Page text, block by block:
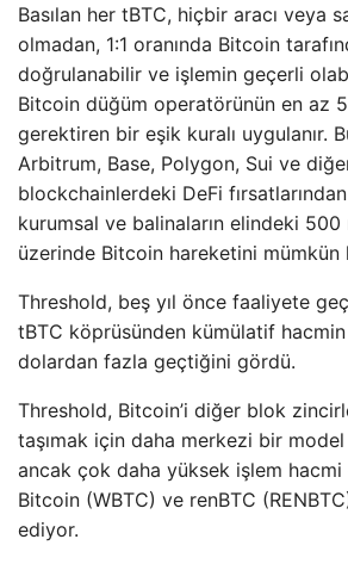
Basılan her tBTC, hiçbir aracı veya
olmadan, 1:1 oranında Bitcoin
doğrulanabilir ve işlemin geçerli
Bitcoin düğüm operatörünün en az
gerektiren bir eşik kuralı uygulanır.
Arbitrum, Base, Polygon, Sui ve
blockchainlerdeki DeFi
kurumsal ve balinaların elindeki 500
üzerinde Bitcoin hareketini mümkün
Threshold, beş yıl önce faaliyete
tBTC köprüsünden kümülatif
dolardan fazla geçtiğini gördü.
Threshold, Bitcoin’i diğer blok
taşımak için daha merkezi bir model
ancak çok daha yüksek işlem
Bitcoin (WBTC) ve renBTC
ediyor.